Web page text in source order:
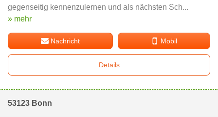
gegenseitig kennenzulernen und als nächsten Sch...
» mehr
Nachricht Mobil
Details
53123 Bonn